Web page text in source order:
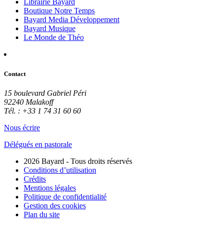
Librairie Bayard
Boutique Notre Temps
Bayard Media Développement
Bayard Musique
Le Monde de Théo
Contact
15 boulevard Gabriel Péri
92240 Malakoff
Tél. : +33 1 74 31 60 60
Nous écrire
Délégués en pastorale
2026 Bayard - Tous droits réservés
Conditions d’utilisation
Crédits
Mentions légales
Politique de confidentialité
Gestion des cookies
Plan du site